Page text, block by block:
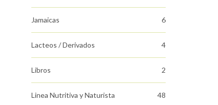
Jamaicas 6
Lacteos / Derivados 4
Libros 2
Linea Nutritiva y Naturista 48